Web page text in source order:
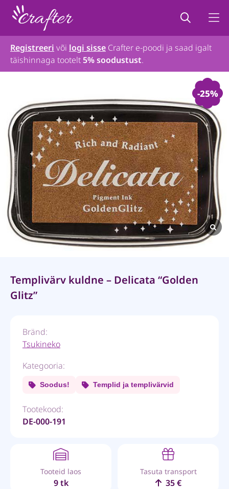
Registreeri või logi sisse Crafter e-poodi ja saad igalt
täishinnaga tootelt5% soodustust.
-25%
Templivärv kuldne – Delicata “Golden
Glitz”
Bränd:
Tsukineko
Kategooria:
Soodus! Templid ja templivärvid
Tootekood:
DE-000-191
Tooteid laos
9 tk
Tasuta transport
35 €